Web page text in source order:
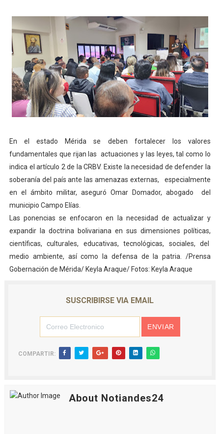
En el estado Mérida se deben fortalecer los valores
fundamentales que rijan las actuaciones y las leyes, tal como lo
indica el artículo 2 de la CRBV. Existe la necesidad de defender la
soberanía del país ante las amenazas externas, especialmente
en el ámbito militar, aseguró Omar Domador, abogado del
municipio Campo Elías.
Las ponencias se enfocaron en la necesidad de actualizar y
expandir la doctrina bolivariana en sus dimensiones políticas,
científicas, culturales, educativas, tecnológicas, sociales, del
medio ambiente, así como la defensa de la patria. /Prensa
Gobernación de Mérida/ Keyla Araque/ Fotos: Keyla Araque
SUSCRIBIRSE VIA EMAIL
COMPARTIR:
About Notiandes24